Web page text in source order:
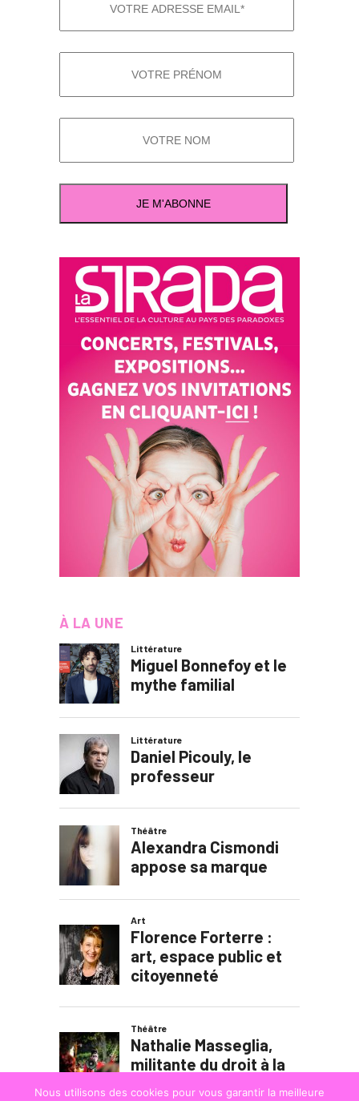
À LA UNE
Nous utilisons des cookies pour vous garantir la meilleure